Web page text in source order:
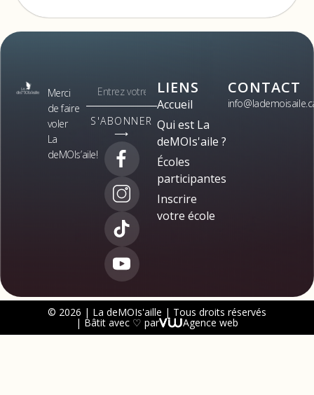
Merci
de faire
voler
La
deMOIs’aile!
S'ABONNER
⟶
LIENS
Accueil
Qui est La
deMOIs'aile ?
Écoles
participantes
Inscrire
votre école
CONTACT
© 2026 | La deMOIs'aille | Tous droits réservés
| Bâtit avec ♡ par Agence web